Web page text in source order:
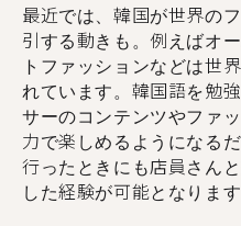
最近では、韓国が世界の
引する動きも。例えばオ
トファッションなどは世
れています。韓国語を勉
サーのコンテンツやファ
力で楽しめるようになる
行ったときにも店員さん
した経験が可能となります